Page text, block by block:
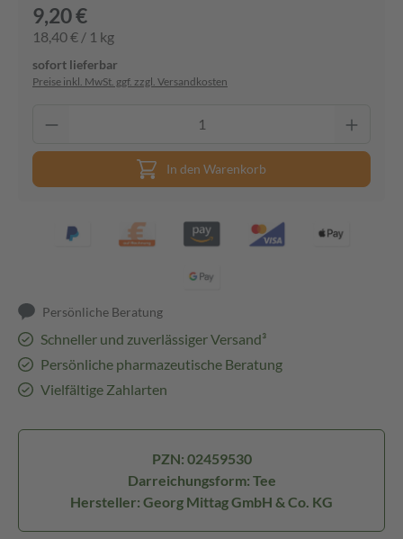
9,20 €
18,40 € / 1 kg
sofort lieferbar
Preise inkl. MwSt. ggf. zzgl. Versandkosten
In den Warenkorb
Persönliche Beratung
Schneller und zuverlässiger Versand³
Persönliche pharmazeutische Beratung
Vielfältige Zahlarten
PZN: 02459530
Darreichungsform: Tee
Hersteller: Georg Mittag GmbH & Co. KG